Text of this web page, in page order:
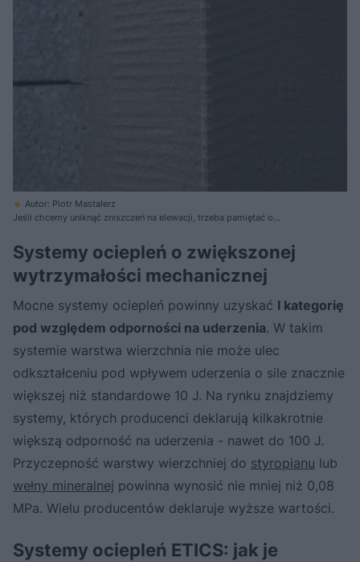
Autor: Piotr Mastalerz
Jeśli chcemy uniknąć zniszczeń na elewacji, trzeba pamiętać o
Systemy ociepleń o zwiększonej
wytrzymałości mechanicznej
Mocne systemy ociepleń powinny uzyskać I kategorię
pod względem odporności na uderzenia. W takim
systemie warstwa wierzchnia nie może ulec
odkształceniu pod wpływem uderzenia o sile znacznie
większej niż standardowe 10 J. Na rynku znajdziemy
systemy, których producenci deklarują kilkakrotnie
większą odporność na uderzenia - nawet do 100 J.
Przyczepność warstwy wierzchniej do styropianu lub
wełny mineralnej powinna wynosić nie mniej niż 0,08
MPa. Wielu producentów deklaruje wyższe wartości.
Systemy ociepleń ETICS: jak je